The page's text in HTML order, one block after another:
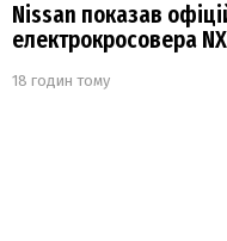
Nissan показав
електрокросовера
18 годин тому